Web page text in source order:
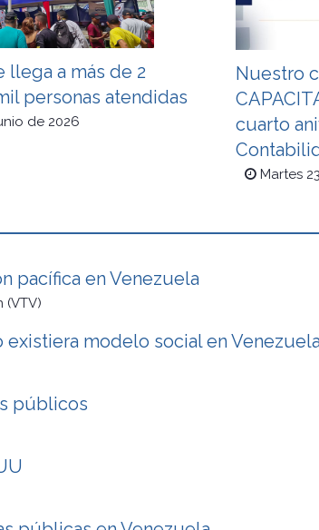
llega a más de 2
personas atendidas
de 2026
Nuestro
cuarto
Martes
pacífica en Venezuela
(VTV)
modelo social en Venezuela
públicos